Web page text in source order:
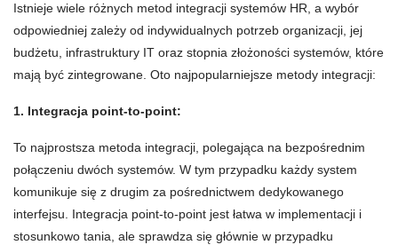
Istnieje wiele różnych metod integracji systemów HR, a wybór
odpowiedniej zależy od indywidualnych potrzeb organizacji, jej
budżetu, infrastruktury IT oraz stopnia złożoności systemów, które
mają być zintegrowane. Oto najpopularniejsze metody integracji:
1. Integracja point-to-point:
To najprostsza metoda integracji, polegająca na bezpośrednim
połączeniu dwóch systemów. W tym przypadku każdy system
komunikuje się z drugim za pośrednictwem dedykowanego
interfejsu. Integracja point-to-point jest łatwa w implementacji i
stosunkowo tania, ale sprawdza się głównie w przypadku